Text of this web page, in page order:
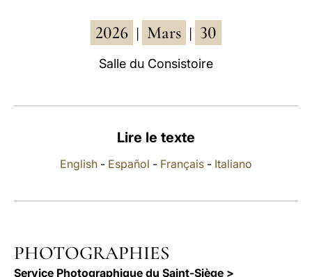
2026 Mars 30
Salle du Consistoire
Lire le texte
English - Español - Français - Italiano
PHOTOGRAPHIES
Service Photographique du Saint-Siège >